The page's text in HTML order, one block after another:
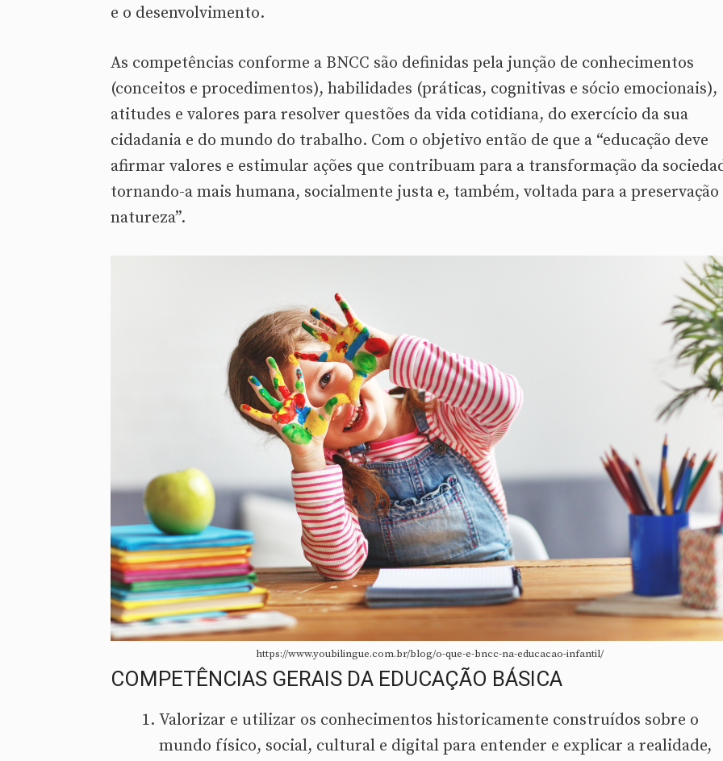
e o desenvolvimento.
As competências conforme a BNCC são definidas pela junção de conhecimentos
(conceitos e procedimentos), habilidades (práticas, cognitivas e sócio emocionais),
atitudes e valores para resolver questões da vida cotidiana, do exercício da sua
cidadania e do mundo do trabalho. Com o objetivo então de que a “educação deve
afirmar valores e estimular ações que contribuam para a transformação da
tornando-a mais humana, socialmente justa e, também, voltada para a preservação
natureza”.
https://www.youbilingue.com.br/blog/o-que-e-bncc-na-educacao-infantil/
COMPETÊNCIAS GERAIS DA EDUCAÇÃO BÁSICA
Valorizar e utilizar os conhecimentos historicamente construídos sobre o
mundo físico, social, cultural e digital para entender e explicar a realidade,